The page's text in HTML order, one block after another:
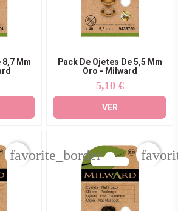
8,7 Mm
Pack De Ojetes De 5,5 Mm
Oro - Milward
Precio
5,10 €
VER
favorite_border